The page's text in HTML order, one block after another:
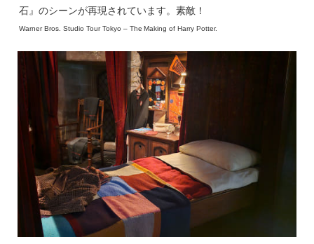
石』のシーンが再現されています。素敵！
Warner Bros. Studio Tour Tokyo – The Making of Harry Potter.